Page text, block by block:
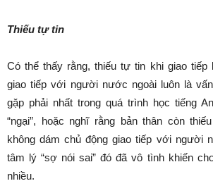
Thiếu tự tin
Có thể thấy rằng, thiếu tự tin khi giao tiếp
giao tiếp với người nước ngoài luôn là
gặp phải nhất trong quá trình học tiếng
“ngại”, hoặc nghĩ rằng bản thân còn
không dám chủ động giao tiếp với người
tâm lý “sợ nói sai” đó đã vô tình khiến
nhiều.